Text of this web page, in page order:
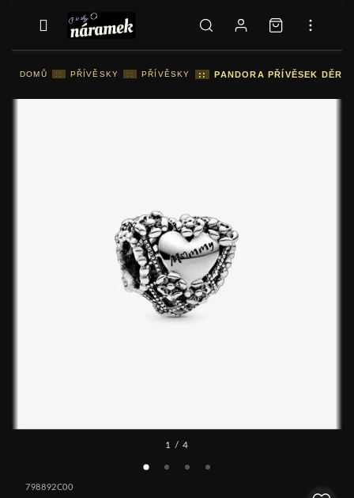
DOMŮ :: PŘÍVĚSKY :: PŘÍVĚSKY :: PANDORA PŘÍVĚSEK
1 / 4
798892C00